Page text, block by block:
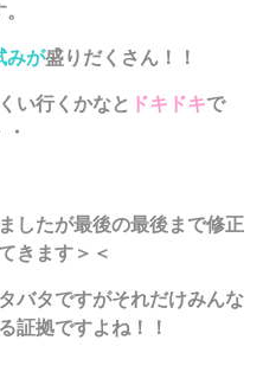
みが盛りだくさん！！
い行くかなと ドキドキで
したが最後の最後まで修正
きます＞＜
バタですがそれだけみんな
証拠ですよね！！